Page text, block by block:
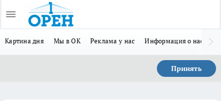
Картина дня Мы в ОК Реклама у нас Информация о нас
Принять